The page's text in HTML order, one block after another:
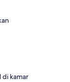
di kamar